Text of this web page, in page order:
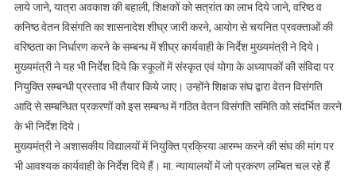
लाये जाने, यात्रा अवकाश की बहाली, शिक्षकों को सत्रांत का लाभ दिये जाने, वरिष्ठ व
कनिष्ठ वेतन विसंगति का शासनादेश शीघ्र जारी करने, आयोग से चयनित प्रवक्ताओं की
वरिष्ठता का निर्धारण करने के सम्बन्ध में शीघ्र कार्यवाही के निर्देश मुख्यमंत्री ने दिये।
मुख्यमंत्री ने यह भी निर्देश दिये कि स्कूलों में संस्कृत एवं योगा के अध्यापकों की संविदा पर
नियुक्ति सम्बन्धी प्रस्ताव भी तैयार किये जाए। उन्होंने शिक्षक संघ द्वारा वेतन विसंगति
आदि से सम्बन्धित प्रकरणों को इस सम्बन्ध में गठित वेतन विसंगति समिति को संदर्भित करने
के भी निर्देश दिये।
मुख्यमंत्री ने अशासकीय विद्यालयों में नियुक्ति प्रक्रिया आरम्भ करने की संघ की मांग पर
भी आवश्यक कार्यवाही के निर्देश दिये हैं। मा. न्यायालयों में जो प्रकरण लम्बित चल रहे हैं